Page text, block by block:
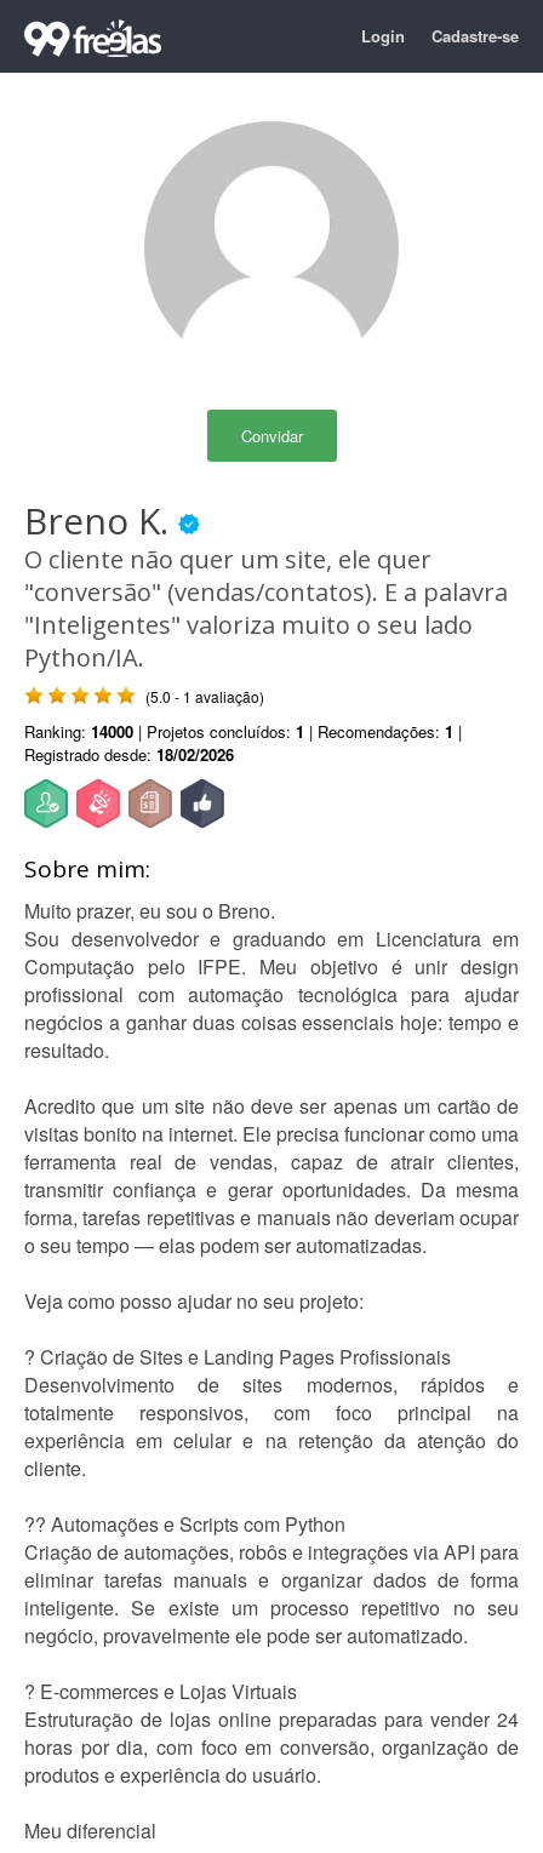
Login Cadastre-se
Convidar
Breno K.
O cliente não quer um site, ele quer
"conversão" (vendas/contatos). E a palavra
"Inteligentes" valoriza muito o seu lado
Python/IA.
(5.0 - 1 avaliação)
Ranking: 14000 | Projetos concluídos: 1 | Recomendações: 1 |
Registrado desde: 18/02/2026
Sobre mim:
Muito prazer, eu sou o Breno.
Sou desenvolvedor e graduando em Licenciatura em
Computação pelo IFPE. Meu objetivo é unir design
profissional com automação tecnológica para ajudar
negócios a ganhar duas coisas essenciais hoje: tempo e
resultado.
Acredito que um site não deve ser apenas um cartão de
visitas bonito na internet. Ele precisa funcionar como uma
ferramenta real de vendas, capaz de atrair clientes,
transmitir confiança e gerar oportunidades. Da mesma
forma, tarefas repetitivas e manuais não deveriam ocupar
o seu tempo — elas podem ser automatizadas.
Veja como posso ajudar no seu projeto:
? Criação de Sites e Landing Pages Profissionais
Desenvolvimento de sites modernos, rápidos e
totalmente responsivos, com foco principal na
experiência em celular e na retenção da atenção do
cliente.
?? Automações e Scripts com Python
Criação de automações, robôs e integrações via API para
eliminar tarefas manuais e organizar dados de forma
inteligente. Se existe um processo repetitivo no seu
negócio, provavelmente ele pode ser automatizado.
? E-commerces e Lojas Virtuais
Estruturação de lojas online preparadas para vender 24
horas por dia, com foco em conversão, organização de
produtos e experiência do usuário.
Meu diferencial